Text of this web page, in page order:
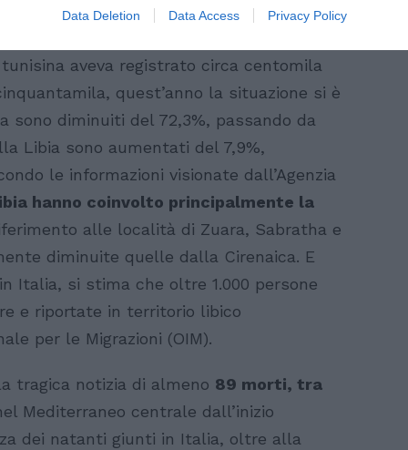
Data Deletion Data Access Privacy Policy
all’anno precedente, con la Libia
principale punto di partenza dei
aveva registrato circa centomila
quest’anno la situazione si è
sono diminuiti del 72,3%, passando da
Libia sono aumentati del 7,9%,
le informazioni visionate dall’Agenzia
hanno coinvolto principalmente la
alle località di Zuara, Sabratha e
diminuite quelle dalla Cirenaica. E
Italia, si stima che oltre 1.000 persone
e riportate in territorio libico
per le Migrazioni (OIM).
tragica notizia di almeno 89 morti, tra
Mediterraneo centrale dall’inizio
dei natanti giunti in Italia, oltre alla